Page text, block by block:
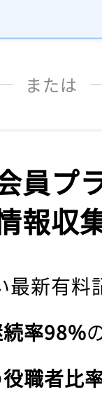
または
員プ
報収
最新有料
率98%
役職者比